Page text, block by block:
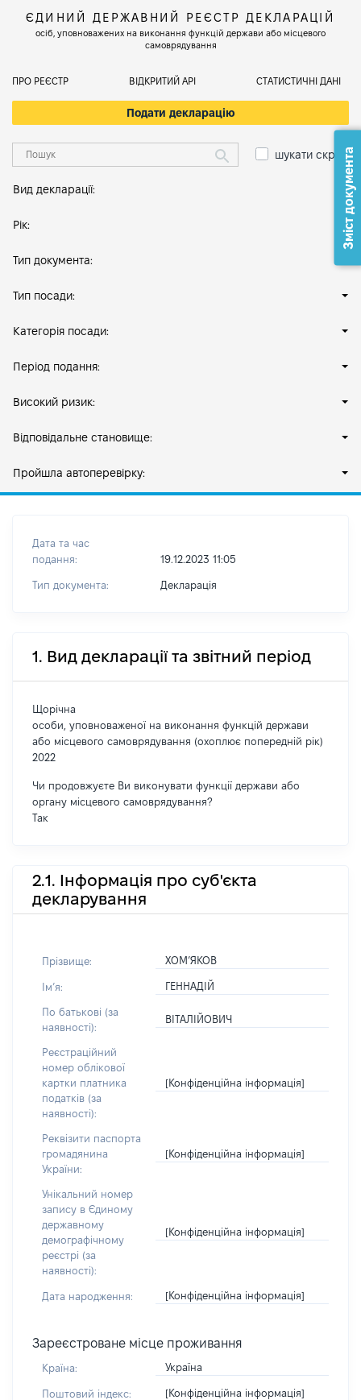
ЄДИНИЙ ДЕРЖАВНИЙ РЕЄСТР ДЕКЛАРАЦІЙ
осіб, уповноважених на виконання функцій держави або місцевого
самоврядування
ПРО РЕЄСТР ВІДКРИТИЙ АРІ СТАТИСТИЧНІ ДАНІ
Подати декларацію
шукати скрізь
Вид декларації:
Рік:
Тип документа:
Тип посади:
Категорія посади:
Період подання:
Високий ризик:
Відповідальне становище:
Пройшла автоперевірку:
Дата та час
подання:
19.12.2023 11:05
Тип документа: Декларація
1. Вид декларації та звітний період
Щорічна
особи, уповноваженої на виконання функцій держави
або місцевого самоврядування (охоплює попередній рік)
2022
Чи продовжуєте Ви виконувати функції держави або
органу місцевого самоврядування?
Так
2.1. Інформація про суб'єкта
декларування
Прізвище: ХОМ’ЯКОВ
Імʼя: ГЕННАДІЙ
По батькові (за
наявності):
ВІТАЛІЙОВИЧ
Реєстраційний
номер облікової
картки платника
податків (за
наявності):
[Конфіденційна інформація]
Реквізити паспорта
громадянина
України:
[Конфіденційна інформація]
Унікальний номер
запису в Єдиному
державному
демографічному
реєстрі (за
наявності):
[Конфіденційна інформація]
Дата народження: [Конфіденційна інформація]
Зареєстроване місце проживання
Країна: Україна
Поштовий індекс: [Конфіденційна інформація]
Зміст документа